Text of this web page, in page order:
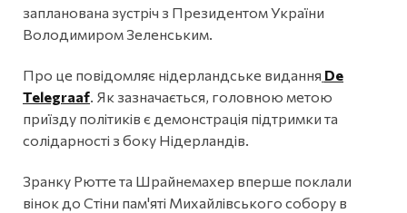
запланована зустріч з Президентом України
Володимиром Зеленським.
Про це повідомляє нідерландське видання De
Telegraaf. Як зазначається, головною метою
приїзду політиків є демонстрація підтримки та
солідарності з боку Нідерландів.
Зранку Рютте та Шрайнемахер вперше поклали
вінок до Стіни пам'яті Михайлівського собору в